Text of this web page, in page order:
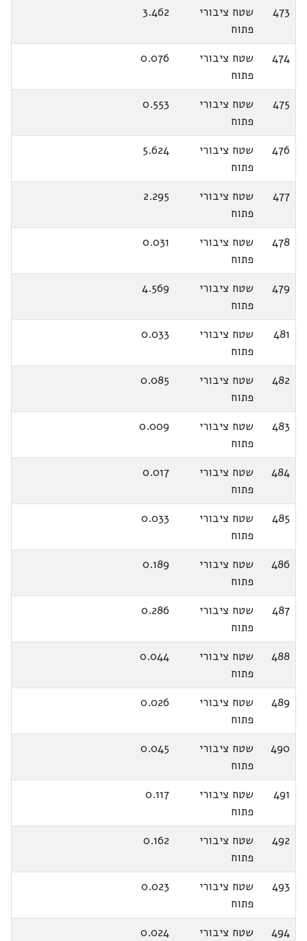
473
שטח ציבורי
פתוח
3.462
474
שטח ציבורי
פתוח
0.076
475
שטח ציבורי
פתוח
0.553
476
שטח ציבורי
פתוח
5.624
477
שטח ציבורי
פתוח
2.295
478
שטח ציבורי
פתוח
0.031
479
שטח ציבורי
פתוח
4.569
481
שטח ציבורי
פתוח
0.033
482
שטח ציבורי
פתוח
0.085
483
שטח ציבורי
פתוח
0.009
484
שטח ציבורי
פתוח
0.017
485
שטח ציבורי
פתוח
0.033
486
שטח ציבורי
פתוח
0.189
487
שטח ציבורי
פתוח
0.286
488
שטח ציבורי
פתוח
0.044
489
שטח ציבורי
פתוח
0.026
490
שטח ציבורי
פתוח
0.045
491
שטח ציבורי
פתוח
0.117
492
שטח ציבורי
פתוח
0.162
493
שטח ציבורי
פתוח
0.023
494
שטח ציבורי
0.024